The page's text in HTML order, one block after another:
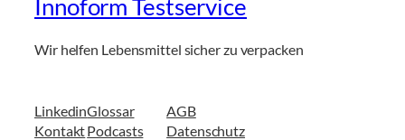
Innoform Testservice
Wir helfen Lebensmittel sicher zu verpacken
Linkedin
Kontakt
Glossar
Podcasts
AGB
Datenschutz